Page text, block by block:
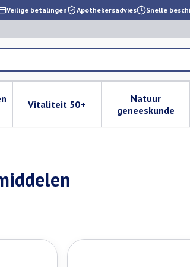
Veilige betalingen Apothekersadvies Snelle
categorie
en vitamines categorie
voor Zwangerschap en kinderen
Vitaliteit 50+Toon submenu voor Vitaliteit
Natuur
geneeskunde
Toon